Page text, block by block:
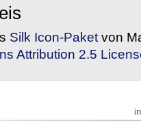
Silk Icon-Paket von
Attribution 2.5